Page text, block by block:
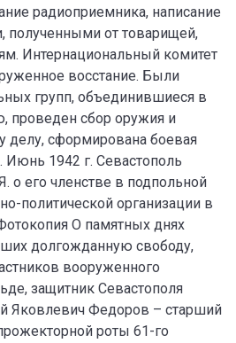
радиоприемника, написание
полученными от товарищей,
Интернациональный комитет
восстание. Были
групп, объединившиеся в
проведен сбор оружия и
делу, сформирована боевая
1942 г. Севастополь
о его членстве в подпольной
политической организации в
О памятных днях
долгожданную свободу,
вооруженного
защитник Севастополя
Яковлевич Федоров – старший
роты 61-го